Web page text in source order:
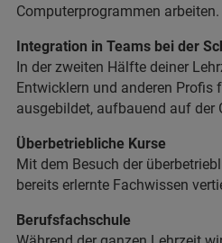
Computerprogrammen arbeiten.
Integration in Teams bei der
In der zweiten Hälfte deiner
Entwicklern und anderen Profis
ausgebildet, aufbauend auf der
Überbetriebliche Kurse
Mit dem Besuch der
bereits erlernte Fachwissen
Berufsfachschule